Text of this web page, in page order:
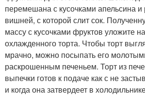
перемешана с кусочками апельсина
вишней, с которой слит сок.
массу с кусочками фруктов уложите
охлажденного торта. Чтобы торт
мрачно, можно посыпать его
раскрошенным печеньем. Торт из
выпечки готов к подаче как с не
и когда она затвердеет в